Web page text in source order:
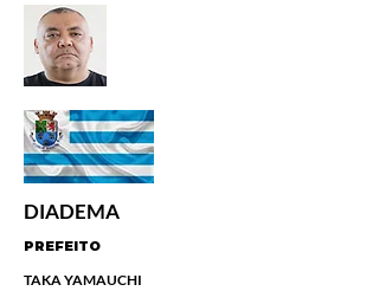
DIADEMA
PREFEITO
TAKA YAMAUCHI